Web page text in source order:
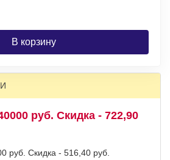
В корзину
руб. Скидка - 722,90
руб. Скидка - 516,40 руб.